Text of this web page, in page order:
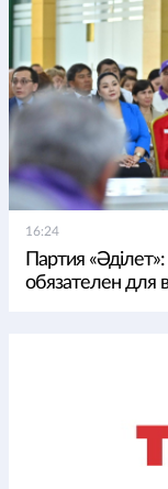
16:24
Партия
обязателен для